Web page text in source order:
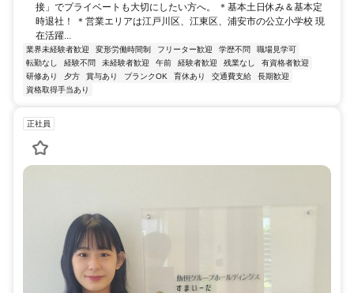
接」でプライベートも大切にしたい方へ。 ＊基本土日休み＆基本定
時退社！ ＊営業エリアは江戸川区、江東区、浦安市の公立小学校 現
在活躍...
業界未経験者歓迎 変形労働時間制 フリーター歓迎 学歴不問
職場見学可
転勤なし
経験不問 未経験者歓迎 午前 経験者歓迎 残業なし
有資格者歓迎
研修あり
夕方 賞与あり ブランクOK 育休あり 交通費支給
長期歓迎
資格取得手当あり
正社員